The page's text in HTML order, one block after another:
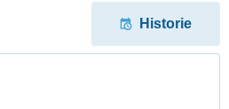
Historie